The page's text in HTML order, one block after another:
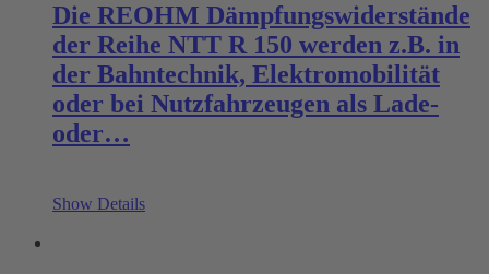
Die REOHM Dämpfungswiderstände
der Reihe NTT R 150 werden z.B. in
der Bahntechnik, Elektromobilität
oder bei Nutzfahrzeugen als Lade-
oder…
Show Details